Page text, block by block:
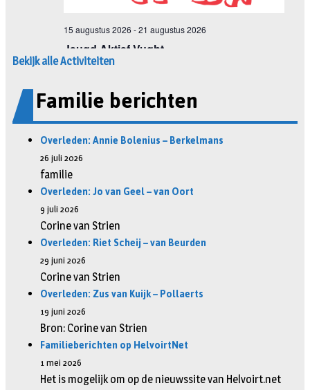
Bekijk alle Activiteiten
Familie berichten
Overleden: Annie Bolenius – Berkelmans
26 juli 2026
familie
Overleden: Jo van Geel – van Oort
9 juli 2026
Corine van Strien
Overleden: Riet Scheij – van Beurden
29 juni 2026
Corine van Strien
Overleden: Zus van Kuijk – Pollaerts
19 juni 2026
Bron: Corine van Strien
Familieberichten op HelvoirtNet
1 mei 2026
Het is mogelijk om op de nieuwssite van Helvoirt.net